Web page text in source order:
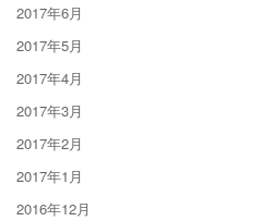
2017年6月
2017年5月
2017年4月
2017年3月
2017年2月
2017年1月
2016年12月